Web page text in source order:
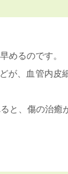
めるのです。
が、血管内皮
と、傷の治癒